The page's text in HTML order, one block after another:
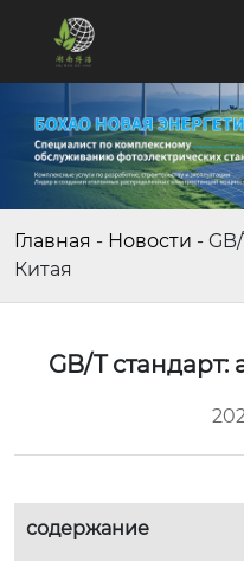
Главная - Новости -
Китая
GB/T
содержание